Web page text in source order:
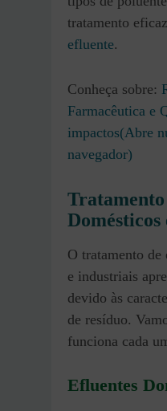
tratamento
efluente.
Conheça sobre:
Farmacêutica e
impactos(Abre
navegador)
O tratamento de
e industriais
devido às
de resíduo.
funciona cada
Efluentes